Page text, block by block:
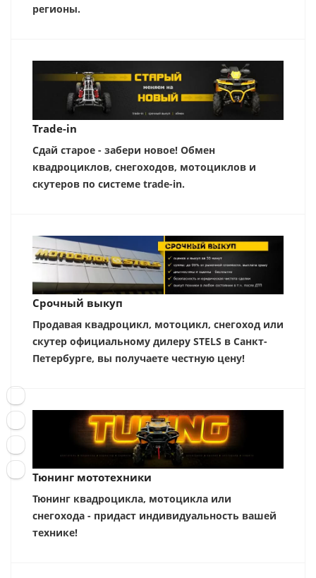
регионы.
Trade-in
Сдай старое - забери новое! Обмен
квадроциклов, снегоходов, мотоциклов и
скутеров по системе trade-in.
Срочный выкуп
Продавая квадроцикл, мотоцикл, снегоход или
скутер официальному дилеру STELS в Санкт-
Петербурге, вы получаете честную цену!
Тюнинг мототехники
Тюнинг квадроцикла, мотоцикла или
снегохода - придаст индивидуальность вашей
технике!